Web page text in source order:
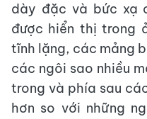
dày đặc và bức xạ
được hiển thị trong
tĩnh lặng, các mảng
các ngôi sao nhiều
trong và phía sau
hơn so với những